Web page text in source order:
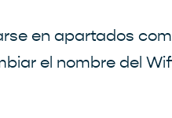
en apartados
el nombre del